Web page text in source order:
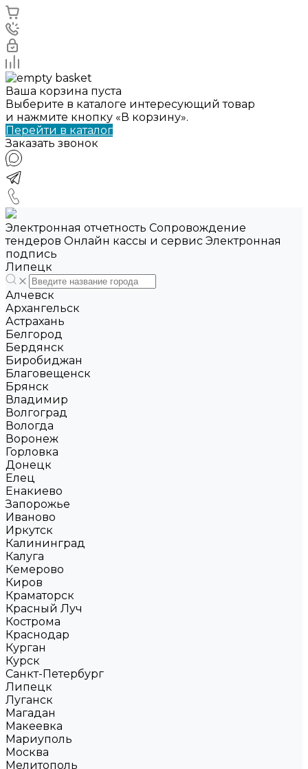
Ваша корзина пуста
Выберите в каталоге интересующий товар
и нажмите кнопку «В корзину».
Перейти в каталог
Заказать звонок
Электронная отчетность Сопровождение
тендеров Онлайн кассы и сервис Электронная
подпись
Липецк
Алчевск
Архангельск
Астрахань
Белгород
Бердянск
Биробиджан
Благовещенск
Брянск
Владимир
Волгоград
Вологда
Воронеж
Горловка
Донецк
Елец
Енакиево
Запорожье
Иваново
Иркутск
Калининград
Калуга
Кемерово
Киров
Краматорск
Красный Луч
Кострома
Краснодар
Курган
Курск
Санкт-Петербург
Липецк
Луганск
Магадан
Макеевка
Мариуполь
Москва
Мелитополь